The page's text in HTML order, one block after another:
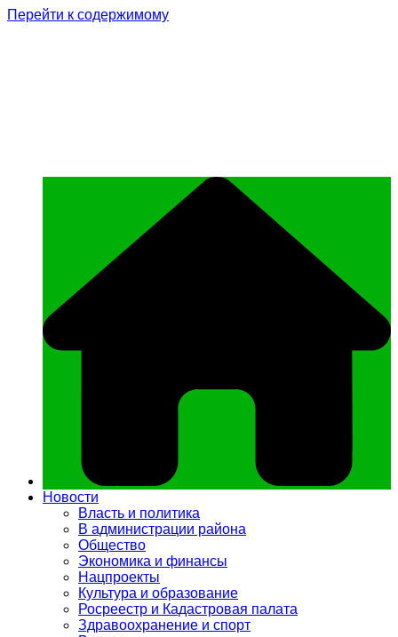
Перейти к содержимому
Новости
Власть и политика
В администрации района
Общество
Экономика и финансы
Нацпроекты
Культура и образование
Росреестр и Кадастровая палата
Здравоохранение и спорт